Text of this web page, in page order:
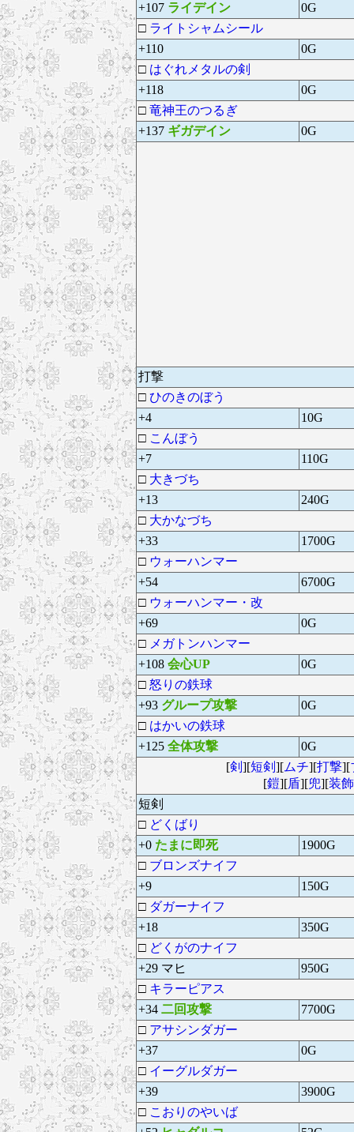
+107 ライデイン
0G
□ ライトシャムシール
+110
0G
□ はぐれメタルの剣
+118
0G
□ 竜神王のつるぎ
+137 ギガデイン 0G
打撃
□ ひのきのぼう
+4
10G
□ こんぼう
+7
110G
□ 大きづち
+13
240G
□ 大かなづち
+33
1700G
□ ウォーハンマー
+54
6700G
□ ウォーハンマー・改
+69
0G
□ メガトンハンマー
+108 会心UP
0G
□ 怒りの鉄球
+93 グループ攻撃
0G
□ はかいの鉄球
+125 全体攻撃
0G
[剣 ][短剣 ][ムチ][打撃][
[鎧][盾][兜][装
短剣
□ どくばり
+0 たまに即死
1900G
□ ブロンズナイフ
+9
150G
□ ダガーナイフ
+18
350G
□ どくがのナイフ
+29 マヒ
950G
□ キラーピアス
+34 二回攻撃
7700G
□ アサシンダガー
+37
0G
□ イーグルダガー
+39
3900G
□ こおりのやいば